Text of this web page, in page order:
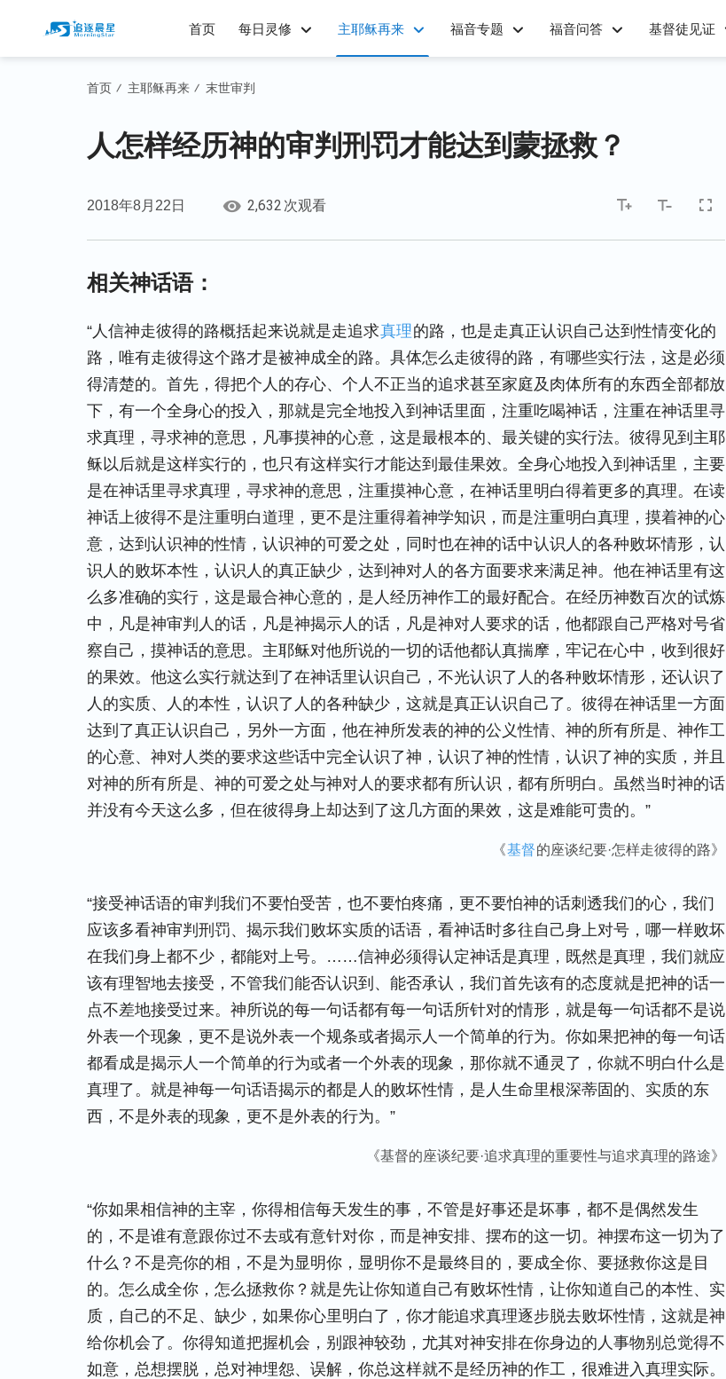
首页 每日灵修 主耶稣再来 福音专题 福音问答 基督徒见证
首页 / 主耶稣再来 / 末世审判
人怎样经历神的审判刑罚才能达到蒙拯救？
2018年8月22日 2,632 次观看
相关神话语：
“人信神走彼得的路概括起来说就是走追求真理的路，也是走真正认识自己达到性情变化的
路，唯有走彼得这个路才是被神成全的路。具体怎么走彼得的路，有哪些实行法，这是必须
得清楚的。首先，得把个人的存心、个人不正当的追求甚至家庭及肉体所有的东西全部都放
下，有一个全身心的投入，那就是完全地投入到神话里面，注重吃喝神话，注重在神话里寻
求真理，寻求神的意思，凡事摸神的心意，这是最根本的、最关键的实行法。彼得见到主耶
稣以后就是这样实行的，也只有这样实行才能达到最佳果效。全身心地投入到神话里，主要
是在神话里寻求真理，寻求神的意思，注重摸神心意，在神话里明白得着更多的真理。在读
神话上彼得不是注重明白道理，更不是注重得着神学知识，而是注重明白真理，摸着神的心
意，达到认识神的性情，认识神的可爱之处，同时也在神的话中认识人的各种败坏情形，认
识人的败坏本性，认识人的真正缺少，达到神对人的各方面要求来满足神。他在神话里有这
么多准确的实行，这是最合神心意的，是人经历神作工的最好配合。在经历神数百次的试炼
中，凡是神审判人的话，凡是神揭示人的话，凡是神对人要求的话，他都跟自己严格对号省
察自己，摸神话的意思。主耶稣对他所说的一切的话他都认真揣摩，牢记在心中，收到很好
的果效。他这么实行就达到了在神话里认识自己，不光认识了人的各种败坏情形，还认识了
人的实质、人的本性，认识了人的各种缺少，这就是真正认识自己了。彼得在神话里一方面
达到了真正认识自己，另外一方面，他在神所发表的神的公义性情、神的所有所是、神作工
的心意、神对人类的要求这些话中完全认识了神，认识了神的性情，认识了神的实质，并且
对神的所有所是、神的可爱之处与神对人的要求都有所认识，都有所明白。虽然当时神的话
并没有今天这么多，但在彼得身上却达到了这几方面的果效，这是难能可贵的。”
《基督的座谈纪要·怎样走彼得的路》
“接受神话语的审判我们不要怕受苦，也不要怕疼痛，更不要怕神的话刺透我们的心，我们
应该多看神审判刑罚、揭示我们败坏实质的话语，看神话时多往自己身上对号，哪一样败坏
在我们身上都不少，都能对上号。……信神必须得认定神话是真理，既然是真理，我们就应
该有理智地去接受，不管我们能否认识到、能否承认，我们首先该有的态度就是把神的话一
点不差地接受过来。神所说的每一句话都有每一句话所针对的情形，就是每一句话都不是说
外表一个现象，更不是说外表一个规条或者揭示人一个简单的行为。你如果把神的每一句话
都看成是揭示人一个简单的行为或者一个外表的现象，那你就不通灵了，你就不明白什么是
真理了。就是神每一句话语揭示的都是人的败坏性情，是人生命里根深蒂固的、实质的东
西，不是外表的现象，更不是外表的行为。”
《基督的座谈纪要·追求真理的重要性与追求真理的路途》
“你如果相信神的主宰，你得相信每天发生的事，不管是好事还是坏事，都不是偶然发生
的，不是谁有意跟你过不去或有意针对你，而是神安排、摆布的这一切。神摆布这一切为了
什么？不是亮你的相，不是为显明你，显明你不是最终目的，要成全你、要拯救你这是目
的。怎么成全你，怎么拯救你？就是先让你知道自己有败坏性情，让你知道自己的本性、实
质，自己的不足、缺少，如果你心里明白了，你才能追求真理逐步脱去败坏性情，这就是神
给你机会了。你得知道把握机会，别跟神较劲，尤其对神安排在你身边的人事物别总觉得不
如意，总想摆脱，总对神埋怨、误解，你总这样就不是经历神的作工，很难进入真理实际。